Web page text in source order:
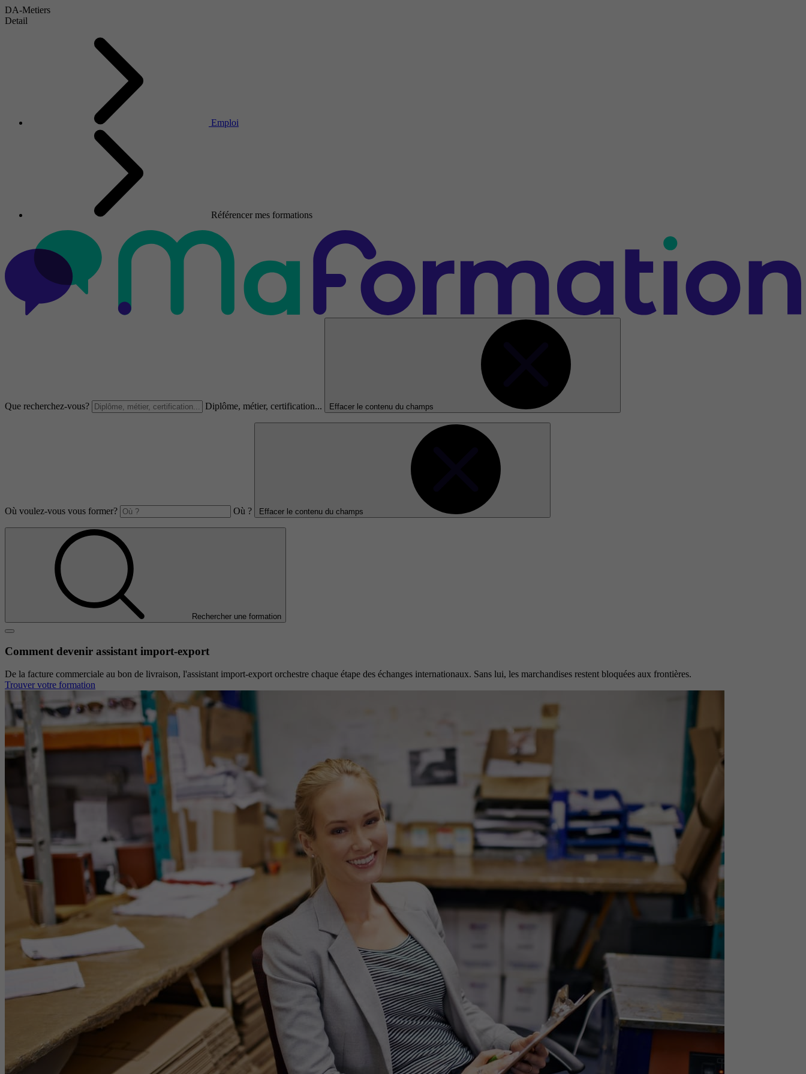
DA-Metiers
Detail
Emploi
Référencer mes formations
Que recherchez-vous? Diplôme, métier, certification... Effacer le contenu du champs
Où voulez-vous vous former? Où ? Effacer le contenu du champs
Rechercher une formation
Comment devenir assistant import-export
De la facture commerciale au bon de livraison, l'assistant import-export orchestre chaque étape des échanges internationaux. Sans lui, les marchandises restent bloquées aux frontières.
Trouver votre formation